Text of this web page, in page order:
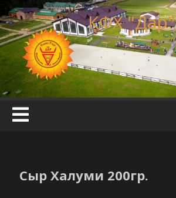
Skip
to
content
КФХ "Дар"
Сыр Халуми 200гр.